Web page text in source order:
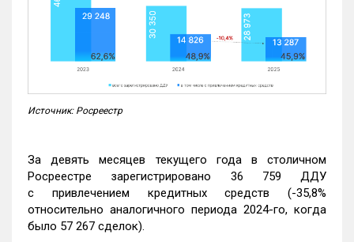
Источник: Росреестр
За девять месяцев текущего года в столичном
Росреестре зарегистрировано 36 759 ДДУ
с привлечением кредитных средств (-35,8%
относительно аналогичного периода 2024-го, когда
было 57 267 сделок).